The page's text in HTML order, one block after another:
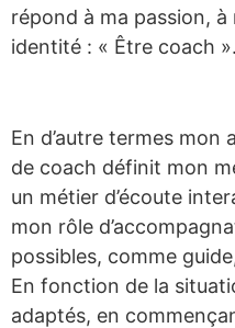
répond à ma passion,
identité : « Être coach ».
En d’autre termes
de coach définit mon
un métier d’écoute
mon rôle
possibles, comme
En fonction de la
adaptés, en